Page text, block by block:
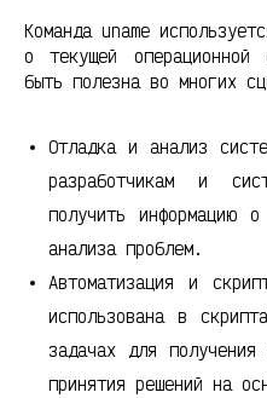
Команда uname
о текущей
быть полезна во многих
Отладка и анализ
разработчикам и
получить информацию
анализа проблем.
Автоматизация и
использована в
задачах для
принятия решений на